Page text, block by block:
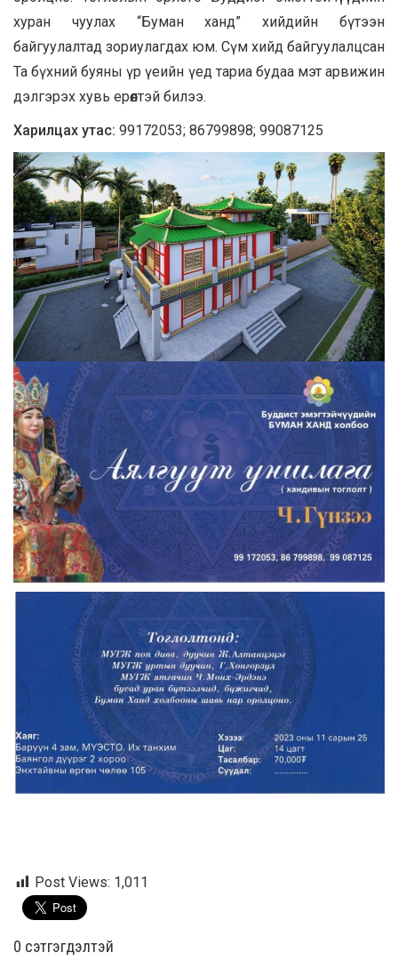
хуран чуулах “Буман ханд” хийдийн бүтээн
байгуулалтад зориулагдах юм. Сүм хийд байгуулалцсан
Та бүхний буяны үр үеийн үед тариа будаа мэт арвижин
дэлгэрэх хувь ерөөлтэй билээ.
Харилцах утас: 99172053; 86799898; 99087125
Post Views: 1,011
0 cэтгэгдэлтэй